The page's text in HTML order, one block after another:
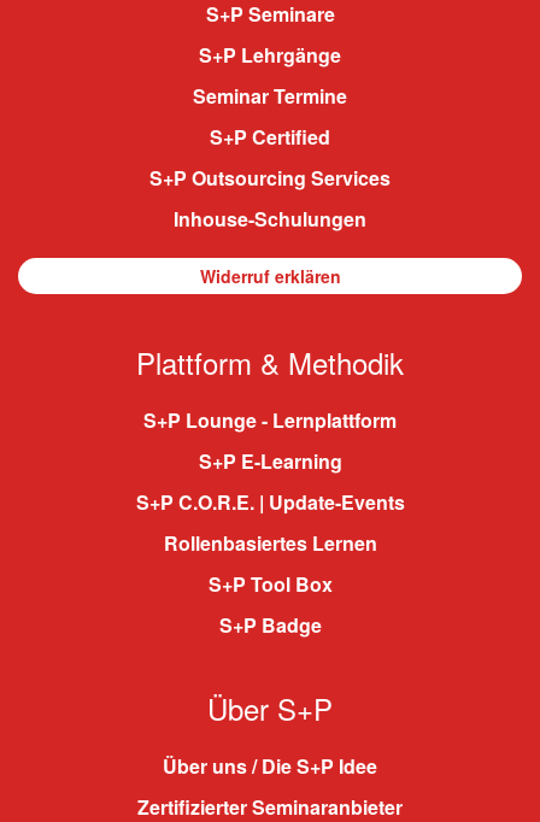
S+P Seminare
S+P Lehrgänge
Seminar Termine
S+P Certified
S+P Outsourcing Services
Inhouse-Schulungen
Widerruf erklären
Plattform & Methodik
S+P Lounge - Lernplattform
S+P E-Learning
S+P C.O.R.E. | Update-Events
Rollenbasiertes Lernen
S+P Tool Box
S+P Badge
Über S+P
Über uns / Die S+P Idee
Zertifizierter Seminaranbieter